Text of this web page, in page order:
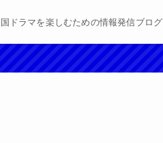
ドラマを楽しむための情報発信ブログ